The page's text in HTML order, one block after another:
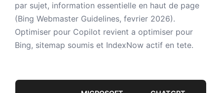
par sujet, information essentielle en haut de page
(Bing Webmaster Guidelines, fevrier 2026).
Optimiser pour Copilot revient a optimiser pour
Bing, sitemap soumis et IndexNow actif en tete.